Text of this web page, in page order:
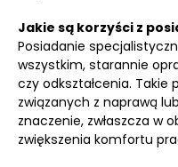
Jakie są korzyści z
Posiadanie
wszystkim, starannie
czy odkształcenia.
związanych z naprawą
znaczenie, zwłaszcza w
zwiększenia komfortu